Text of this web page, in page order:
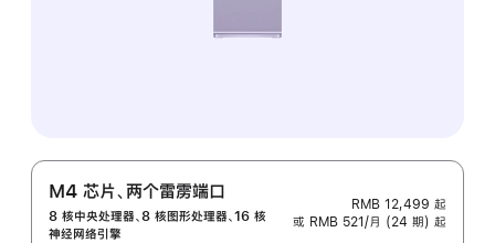
M4 芯片、两个雷雳端口
8 核中央处理器、8 核图形处理器、16 核
神经网络引擎
RMB 12,499 起
或 RMB 521/月 (24 期) 起